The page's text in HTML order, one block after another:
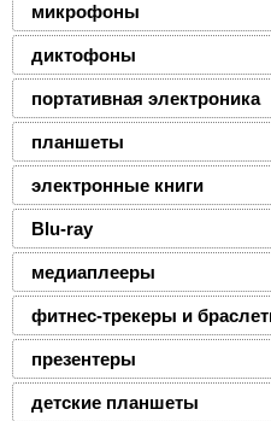
микрофоны
диктофоны
портативная электроника
планшеты
электронные книги
Blu-ray
медиаплееры
фитнес-трекеры и
презентеры
детские планшеты